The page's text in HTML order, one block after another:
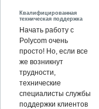
Квалифицированная
техническая поддержка
Начать работу с
Polycom очень
просто! Но, если все
же возникнут
трудности,
технические
специалисты службы
поддержки клиентов